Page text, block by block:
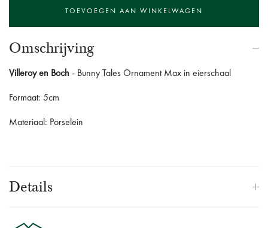
Omschrijving
Villeroy en Boch - Bunny Tales Ornament Max in eierschaal
Formaat: 5cm
Materiaal: Porselein
Details